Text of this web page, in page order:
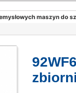
maszyn do